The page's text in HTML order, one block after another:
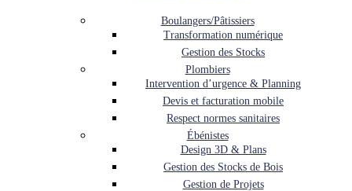
Boulangers/Pâtissiers
Transformation numérique
Gestion des Stocks
Plombiers
Intervention d’urgence & Planning
Devis et facturation mobile
Respect normes sanitaires
Ébénistes
Design 3D & Plans
Gestion des Stocks de Bois
Gestion de Projets